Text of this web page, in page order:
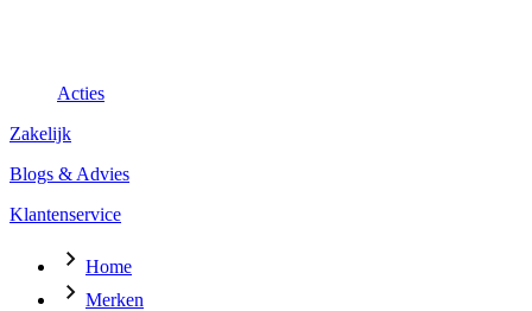
Acties
Zakelijk
Blogs & Advies
Klantenservice
Home
Merken